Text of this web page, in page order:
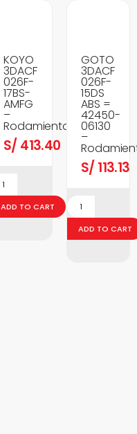
KOYO
3DACF
026F-
17BS-
AMFG
–
Rodamientos
S/ 413.40
ADD TO CART
GOTO
3DACF
026F-
15DS
ABS =
42450-
06130
–
S/ 113.13
ADD TO CART